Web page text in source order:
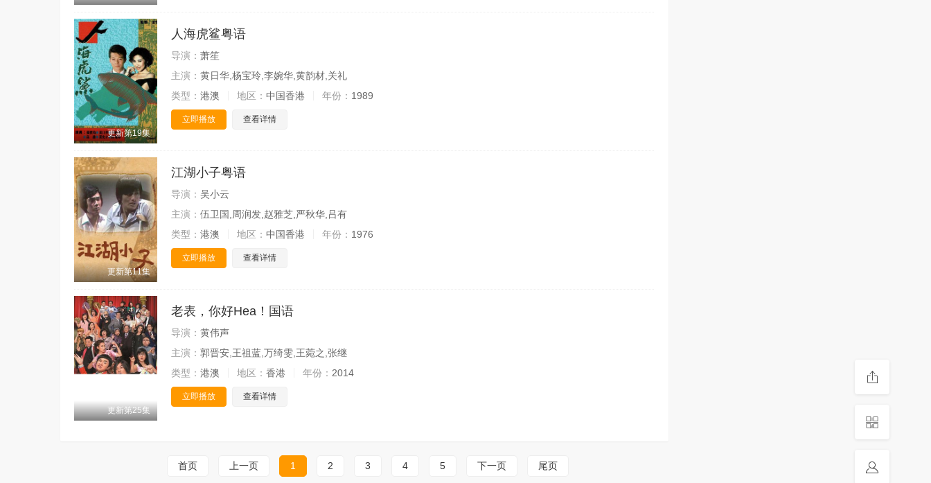
更新第19集
人海虎鲨粤语
导演： 萧笙
主演： 黄日华,杨宝玲,李婉华,黄韵材,关礼
类型： 港澳 地区： 中国香港 年份： 1989
立即播放 查看详情
更新第11集
江湖小子粤语
导演： 吴小云
主演： 伍卫国,周润发,赵雅芝,严秋华,吕有
类型： 港澳 地区： 中国香港 年份： 1976
立即播放 查看详情
更新第25集
老表，你好Hea！国语
导演： 黄伟声
主演： 郭晋安,王祖蓝,万绮雯,王菀之,张继
类型： 港澳 地区： 香港 年份： 2014
立即播放 查看详情
首页 上一页 1 2 3 4 5 下一页 尾页